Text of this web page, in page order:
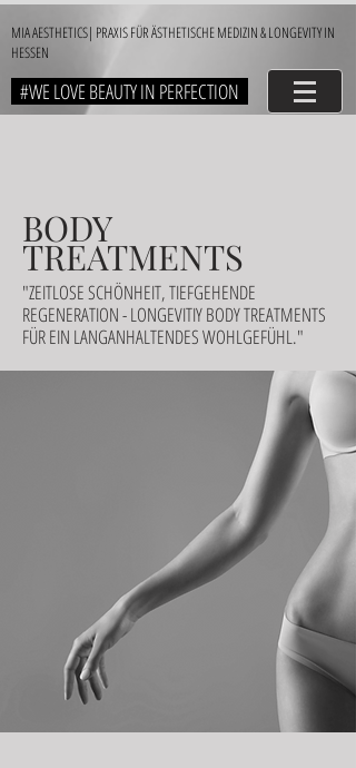
MIA AESTHETICS| PRAXIS FÜR ÄSTHETISCHE MEDIZIN & LONGEVITY IN
HESSEN
#WE LOVE BEAUTY IN PERFECTION
BODY
TREATMENTS
"ZEITLOSE SCHÖNHEIT, TIEFGEHENDE
REGENERATION - LONGEVITIY BODY TREATMENTS
FÜR EIN LANGANHALTENDES WOHLGEFÜHL."